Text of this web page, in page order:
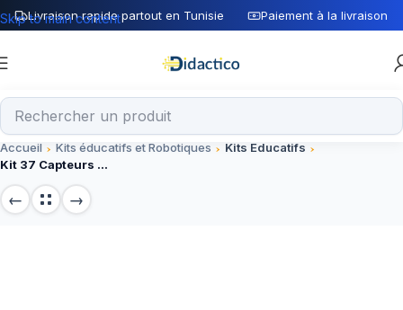
Livraison rapide partout en Tunisie Paiement à la livraison
Skip to main content
Accueil Kits éducatifs et Robotiques
Kits Educatifs
Kit 37 Capteurs avec CD d’apprentissage